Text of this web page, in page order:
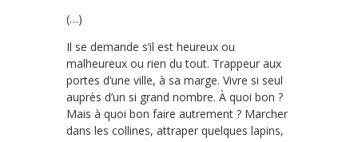
(…)
Il se demande s’il est heureux ou
malheureux ou rien du tout. Trappeur aux
portes d’une ville, à sa marge. Vivre si seul
auprès d’un si grand nombre. À quoi bon ?
Mais à quoi bon faire autrement ? Marcher
dans les collines, attraper quelques lapins,